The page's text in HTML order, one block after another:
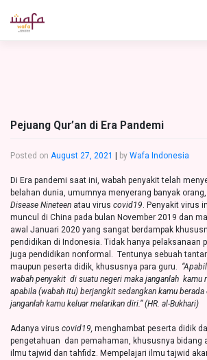
content
Pejuang Qur’an di Era Pandemi
Posted on August 27, 2021 by Wafa Indonesia
Di Era pandemi saat ini, wabah penyakit telah
belahan dunia, umumnya menyerang banyak
Disease Nineteen atau virus covid19. Penyakit virus
muncul di China pada bulan November 2019 dan
awal Januari 2020 yang sangat berdampak
pendidikan di Indonesia. Tidak hanya pelaksanaan
juga pendidikan nonformal. Tentunya sebuah
maupun peserta didik, khususnya para guru.
wabah penyakit di suatu negeri maka janganlah kamu
apabila (wabah itu) berjangkit sedangkan kamu
janganlah kamu keluar melarikan diri.” (HR. al-Bukhari)
Adanya virus covid19, menghambat peserta didik
pengetahuan dan pemahaman, khususnya bidang
ilmu tajwid dan tahfidz. Mempelajari ilmu tajwid